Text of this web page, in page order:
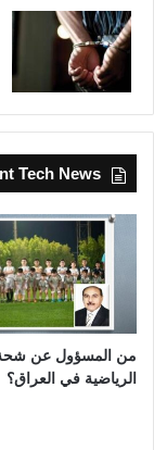
Tech News
من المسؤول عن
الرياضية في العراق؟